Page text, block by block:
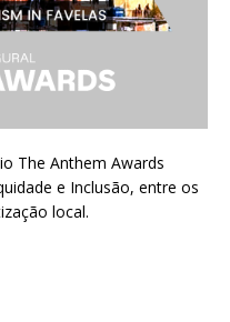
The Anthem Awards
e Inclusão, entre os
local.